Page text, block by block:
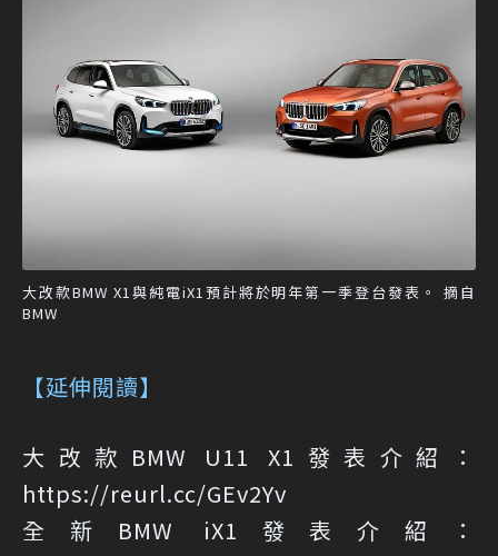
大改款BMW X1與純電iX1預計將於明年第一季登台發表。 摘自
BMW
【延伸閱讀】
大改款BMW U11 X1發表介紹：
https://reurl.cc/GEv2Yv
全新BMW iX1發表介紹：